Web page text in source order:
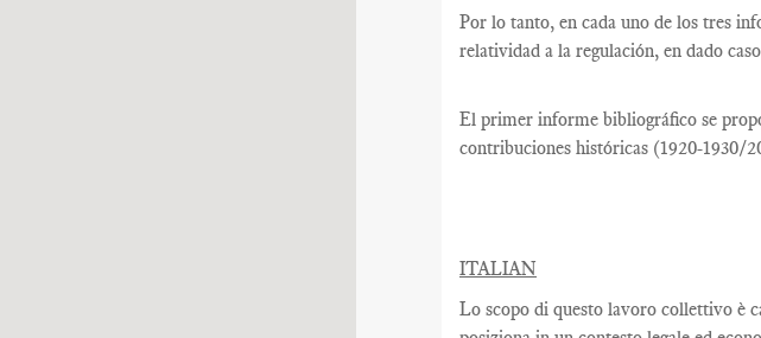
Por lo tanto, en cada uno de los tres
relatividad a la regulación, en dado
El primer informe bibliográfico se
contribuciones históricas (1920-1930/
ITALIAN
Lo scopo di questo lavoro collettivo è